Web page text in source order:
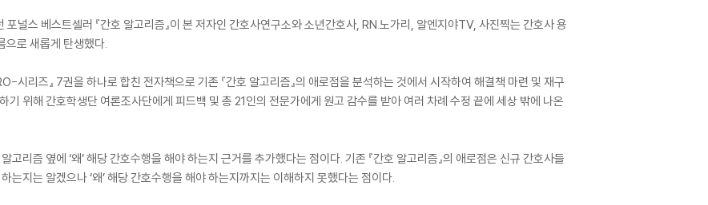
널스 베스트셀러 『간호 알고리즘』이 본 저자인 간호사연구소와 소년간호사, RN.노가리, 알엔지야TV, 사진찍는 간호사 용
으로 새롭게 탄생했다.
시리즈』 7권을 하나로 합친 전자책으로 기존 『간호 알고리즘』의 애로점을 분석하는 것에서 시작하여 해결책 마련 및 재구
기 위해 간호학생단 여론조사단에게 피드백 및 총 21인의 전문가에게 원고 감수를 받아 여러 차례 수정 끝에 세상 밖에 나온
고리즘 옆에 ‘왜’ 해당 간호수행을 해야 하는지 근거를 추가했다는 점이다. 기존 『간호 알고리즘』의 애로점은 신규 간호사들
는지는 알겠으나 ‘왜’ 해당 간호수행을 해야 하는지까지는 이해하지 못했다는 점이다.